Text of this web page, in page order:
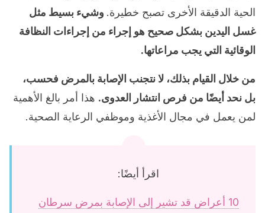
الحية الدقيقة الأخرى تصبح خطيرة. وشيء بسيط مثل
غسل اليدين بشكل صحيح هو إجراء من إجراءات النظافة
الوقائية التي يجب مراعاتها.
من خلال القيام بذلك، لا نتجنب الإصابة بالمرض فحسب،
بل نحد أيضًا من فرص انتشار العدوى. هذا أمر بالغ الأهمية
لمن يعمل في مجال الأغذية وموظفي الرعاية الصحية.
اقرأ أيضًا:
10 أعراض قد تشير إلى الإصابة بمرض سرطان